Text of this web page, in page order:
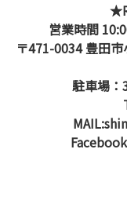
営業時間
〒471-0034 豊田
駐車場：